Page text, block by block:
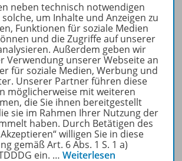
Industriekaufleute ist
veröffentlicht! Alle
Informationen zu unseren
neuen Reihenkonzepten,
passgenauen Lehrwerken
und dem neuen Lehrplan
erhalten Sie auf unserer
Sonderseite!
Zur Sonderseite
neben technisch notwendigen
um Inhalte und Anzeigen zu
Funktionen für soziale Medien
und die Zugriffe auf unserer
Außerdem geben wir
Verwendung unserer Webseite an
für soziale Medien, Werbung und
Unserer Partner führen diese
möglicherweise mit weiteren
die Sie ihnen bereitgestellt
sie im Rahmen Ihrer Nutzung der
haben. Durch Betätigen des
willigen Sie in diese
gemäß Art. 6 Abs. 1 S. 1 a)
ein. … Weiterlesen